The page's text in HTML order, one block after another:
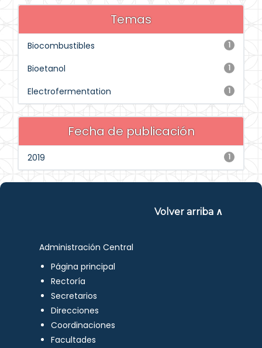
Temas
1
Biocombustibles
1
Bioetanol
1
Electrofermentation
Fecha de publicación
1
2019
Volver arriba ∧
Administración Central
Página principal
Rectoría
Secretarios
Direcciones
Coordinaciones
Facultades